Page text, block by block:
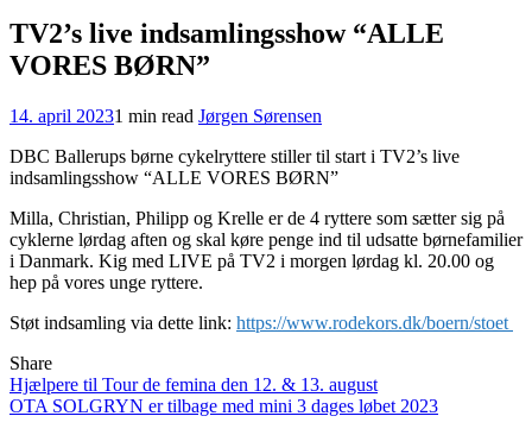
TV2’s live indsamlingsshow “ALLE
VORES BØRN”
14. april 20231 min read Jørgen Sørensen
DBC Ballerups børne cykelryttere stiller til start i TV2’s live
indsamlingsshow “ALLE VORES BØRN”
Milla, Christian, Philipp og Krelle er de 4 ryttere som sætter sig på
cyklerne lørdag aften og skal køre penge ind til udsatte børnefamilier
i Danmark. Kig med LIVE på TV2 i morgen lørdag kl. 20.00 og
hep på vores unge ryttere.
Støt indsamling via dette link: https://www.rodekors.dk/boern/stoet
Share
Indlægsnavigation
Hjælpere til Tour de femina den 12. & 13. august
OTA SOLGRYN er tilbage med mini 3 dages løbet 2023